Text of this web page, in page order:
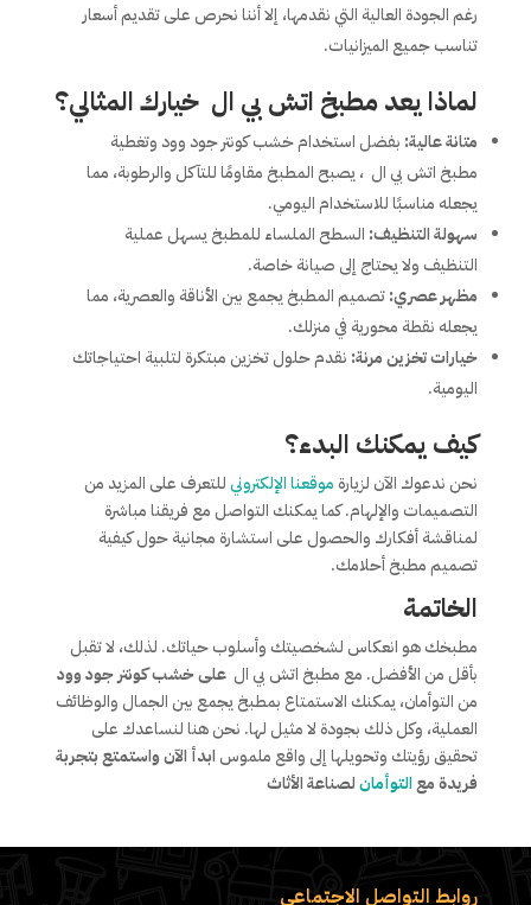
رغم الجودة العالية التي نقدمها، إلا أننا نحرص على تقديم أسعار
تناسب جميع الميزانيات.
لماذا يعد مطبخ اتش بي ال خيارك المثالي؟
متانة عالية: بفضل استخدام خشب كونتر جود وود وتغطية
مطبخ اتش بي ال ، يصبح المطبخ مقاومًا للتآكل والرطوبة، مما
يجعله مناسبًا للاستخدام اليومي.
سهولة التنظيف: السطح الملساء للمطبخ يسهل عملية
التنظيف ولا يحتاج إلى صيانة خاصة.
مظهر عصري:تصميم المطبخ يجمع بين الأناقة والعصرية، مما
يجعله نقطة محورية في منزلك.
خيارات تخزين مرنة: نقدم حلول تخزين مبتكرة لتلبية احتياجاتك
اليومية.
كيف يمكنك البدء؟
نحن ندعوك الآن لزيارة موقعنا الإلكترونيللتعرف على المزيد من
التصميمات والإلهام. كما يمكنك التواصل مع فريقنا مباشرة
لمناقشة أفكارك والحصول على استشارة مجانية حول كيفية
تصميم مطبخ أحلامك.
الخاتمة
مطبخك هو انعكاس لشخصيتك وأسلوب حياتك. لذلك، لا تقبل
بأقل من الأفضل. مع مطبخ اتش بي ال على خشب كونتر جود وود
من التوأمان، يمكنك الاستمتاع بمطبخ يجمع بين الجمال والوظائف
العملية، وكل ذلك بجودة لا مثيل لها. نحن هنا لنساعدك على
تحقيق رؤيتك وتحويلها إلى واقع ملموس ابدأ الآن واستمتع بتجربة
فريدة معالتوأمانلصناعة الأثاث
روابط التواصل الاجتماعي